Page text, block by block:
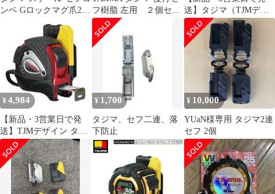
ンベ Gロックマグ爪25
フ樹脂 左用 ２個セッ
ト
送】タジマ（TJMデザ
イン） セフコンベＧ
ロックマグ爪２５
SFGLM25-55BL
3081761
¥ 4,984
【新品・3営業日で発
送】TJMデザイン タジ
マ セフコンベＧロック
プラス２５ SFGLP25-
55BL 143546
¥ 1,700
タジマ、セフ二連、落
下防止
¥ 10,000
YUaN様専用 タジマ2連
セフ 2個